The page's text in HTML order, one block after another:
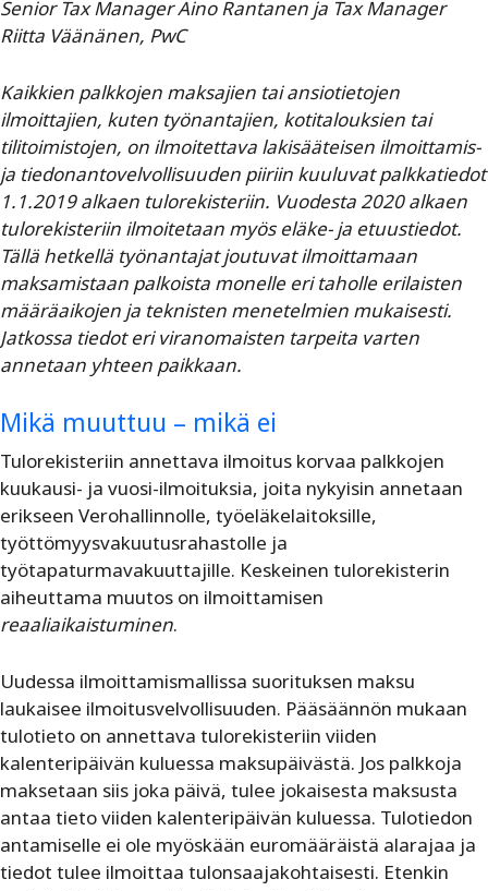
Senior Tax Manager Aino Rantanen ja Tax Manager
Riitta Väänänen, PwC
Kaikkien palkkojen maksajien tai ansiotietojen
ilmoittajien, kuten työnantajien, kotitalouksien tai
tilitoimistojen, on ilmoitettava lakisääteisen ilmoittamis-
ja tiedonantovelvollisuuden piiriin kuuluvat palkkatiedot
1.1.2019 alkaen tulorekisteriin. Vuodesta 2020 alkaen
tulorekisteriin ilmoitetaan myös eläke- ja etuustiedot.
Tällä hetkellä työnantajat joutuvat ilmoittamaan
maksamistaan palkoista monelle eri taholle erilaisten
määräaikojen ja teknisten menetelmien mukaisesti.
Jatkossa tiedot eri viranomaisten tarpeita varten
annetaan yhteen paikkaan.
Mikä muuttuu – mikä ei
Tulorekisteriin annettava ilmoitus korvaa palkkojen
kuukausi- ja vuosi-ilmoituksia, joita nykyisin annetaan
erikseen Verohallinnolle, työeläkelaitoksille,
työttömyysvakuutusrahastolle ja
työtapaturmavakuuttajille. Keskeinen tulorekisterin
aiheuttama muutos on ilmoittamisen
reaaliaikaistuminen.
Uudessa ilmoittamismallissa suorituksen maksu
laukaisee ilmoitusvelvollisuuden. Pääsäännön mukaan
tulotieto on annettava tulorekisteriin viiden
kalenteripäivän kuluessa maksupäivästä. Jos palkkoja
maksetaan siis joka päivä, tulee jokaisesta maksusta
antaa tieto viiden kalenteripäivän kuluessa. Tulotiedon
antamiselle ei ole myöskään euromääräistä alarajaa ja
tiedot tulee ilmoittaa tulonsaajakohtaisesti. Etenkin